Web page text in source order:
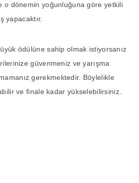
o dönemin yoğunluğuna göre yetkili
yapacaktır.
ödülüne sahip olmak istiyorsanız
güvenmeniz ve yarışma
gerekmektedir. Böylelikle
ve finale kadar yükselebilirsiniz.